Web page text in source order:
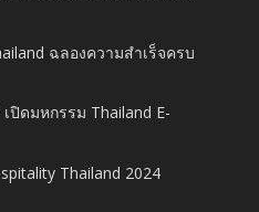
ฉลองความสำเร็จครบ
ปิดมหกรรม Thailand E-
Thailand 2024